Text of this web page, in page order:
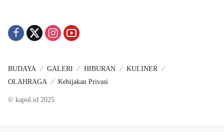
BUDAYA GALERI HIBURAN
KULINER
OLAHRAGA
Kebijakan Privasi
© kapol.id 2025